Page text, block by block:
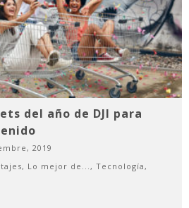
del año de DJI para
2019
, Lo mejor de... , Tecnología ,